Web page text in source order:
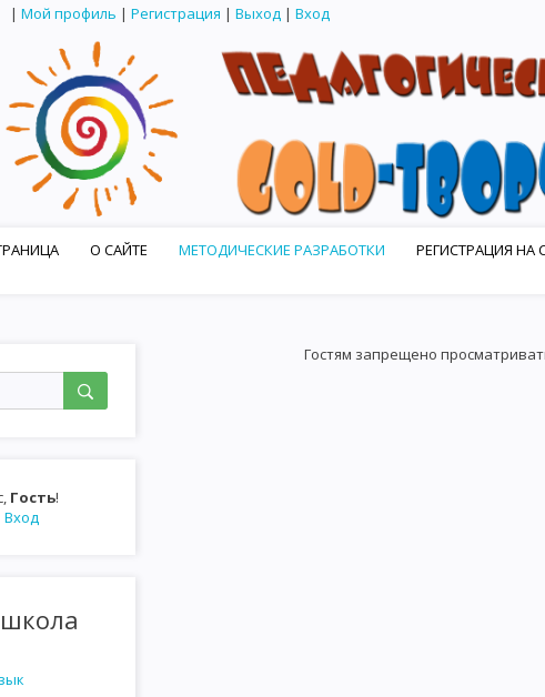
| Мой профиль | Регистрация | Выход | Вход
О САЙТЕ МЕТОДИЧЕСКИЕ РАЗРАБОТКИ РЕГИСТРАЦИЯ НА
, Гость!
Вход
Гостям запрещено